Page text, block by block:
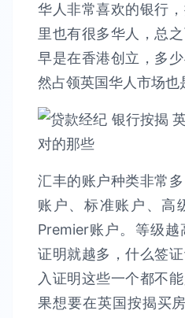
华人非常喜欢的银行
里也有很多华人，总
早是在香港创立，多
然占领英国华人市场也
汇丰的账户种类非常
账户、标准账户、高
Premier账户。等级
证明就越多，什么签
入证明这些一个都不
果想要在英国按揭买